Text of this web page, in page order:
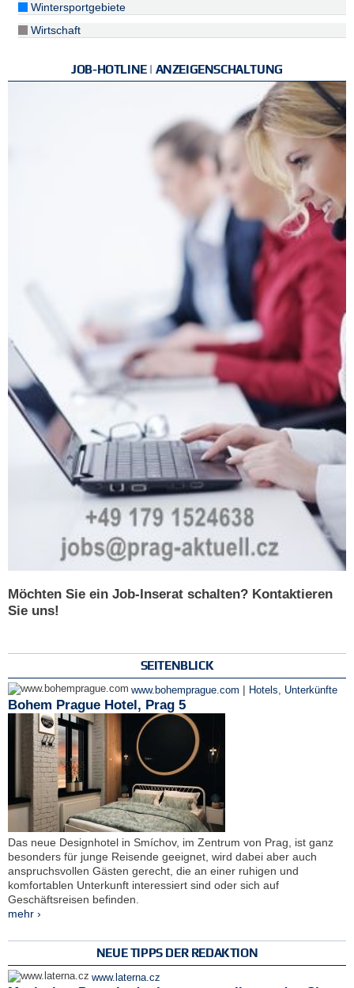
Wintersportgebiete
Wirtschaft
JOB-HOTLINE | ANZEIGENSCHALTUNG
Möchten Sie ein Job-Inserat schalten? Kontaktieren
Sie uns!
SEITENBLICK
www.bohemprague.com | Hotels, Unterkünfte
Bohem Prague Hotel, Prag 5
Das neue Designhotel in Smíchov, im Zentrum von Prag, ist ganz
besonders für junge Reisende geeignet, wird dabei aber auch
anspruchsvollen Gästen gerecht, die an einer ruhigen und
komfortablen Unterkunft interessiert sind oder sich auf
Geschäftsreisen befinden.
mehr ›
NEUE TIPPS DER REDAKTION
www.laterna.cz